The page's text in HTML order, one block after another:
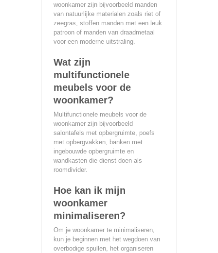
woonkamer zijn bijvoorbeeld manden
van natuurlijke materialen zoals riet of
zeegras, stoffen manden met een leuk
patroon of manden van draadmetaal
voor een moderne uitstraling.
Wat zijn
multifunctionele
meubels voor de
woonkamer?
Multifunctionele meubels voor de
woonkamer zijn bijvoorbeeld
salontafels met opbergruimte, poefs
met opbergvakken, banken met
ingebouwde opbergruimte en
wandkasten die dienst doen als
roomdivider.
Hoe kan ik mijn
woonkamer
minimaliseren?
Om je woonkamer te minimaliseren,
kun je beginnen met het wegdoen van
overbodige spullen, het organiseren